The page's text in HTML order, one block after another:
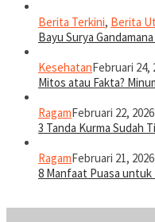
Berita Terkini, Berita
Bayu Surya
KesehatanFebruari 24,
Mitos atau Fakta?
RagamFebruari 22, 2026
3 Tanda Kurma Sudah
RagamFebruari 21, 2026
8 Manfaat Puasa